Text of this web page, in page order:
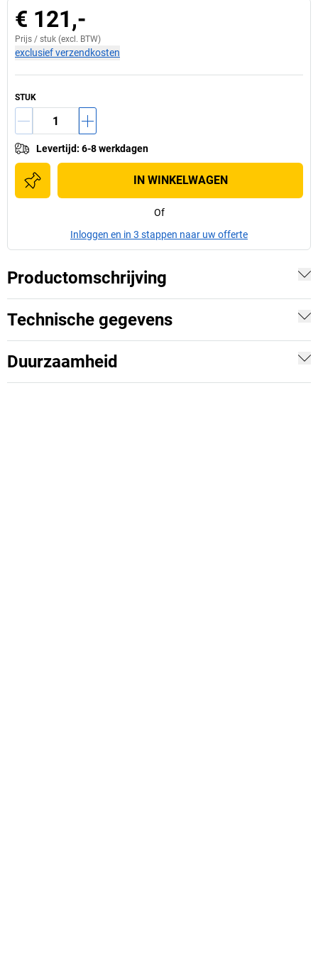
€ 121,-
Prijs / stuk (excl. BTW)
exclusief verzendkosten
STUK
Levertijd: 6-8 werkdagen
IN WINKELWAGEN
Of
Inloggen en in 3 stappen naar uw offerte
Productomschrijving
Technische gegevens
Duurzaamheid